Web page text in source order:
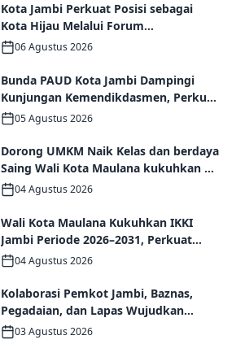
Kota Jambi Perkuat Posisi sebagai
Kota Hijau Melalui Forum
Internasional IMT-GT GCMC 2026
06 Agustus 2026
Bunda PAUD Kota Jambi Dampingi
Kunjungan Kemendikdasmen, Perkuat
Kolaborasi Wujudkan PAUD
05 Agustus 2026
Dorong UMKM Naik Kelas dan berdaya
Saing Wali Kota Maulana kukuhkan 35
kelompok UMKM Binaan
04 Agustus 2026
Wali Kota Maulana Kukuhkan IKKI
Jambi Periode 2026–2031, Perkuat
Persaudaraan dan Kolaborasi dalam
04 Agustus 2026
Kolaborasi Pemkot Jambi, Baznas,
Pegadaian, dan Lapas Wujudkan
Rumah Layak Huni bagi Warga Kurang
03 Agustus 2026